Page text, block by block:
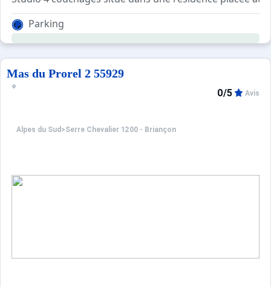
Il se compose d'un coin montagne (2 lits superposés),
Balcon exposition Sud Ouest avec vue sur les
Parking privé
Parking
Mas du Prorel 2 55929
Alpes du Sud >Serre Chevalier 1200 - Briançon
0/5 Avis